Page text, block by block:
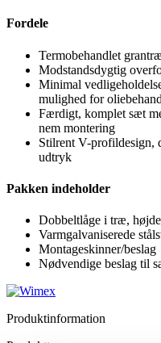
Fordele
Termobehandlet
Modstandsdygtig
Minimal
mulighed for
Færdigt, komplet sæt
nem montering
Stilrent V-profildesign,
udtryk
Pakken indeholder
Dobbeltlåge i træ,
Varmgalvaniserede
Montageskinner/beslag
Nødvendige beslag til
Produktinformation